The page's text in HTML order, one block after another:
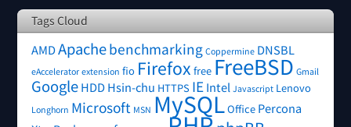
Tags Cloud
AMDApachebenchmarking Coppermine DNSBL
eAccelerator extension fio Firefox free FreeBSD Gmail
GoogleHDDHsin-chu HTTPS IE Intel Javascript Lenovo
Longhorn Microsoft MSN MySQLOffice Percona